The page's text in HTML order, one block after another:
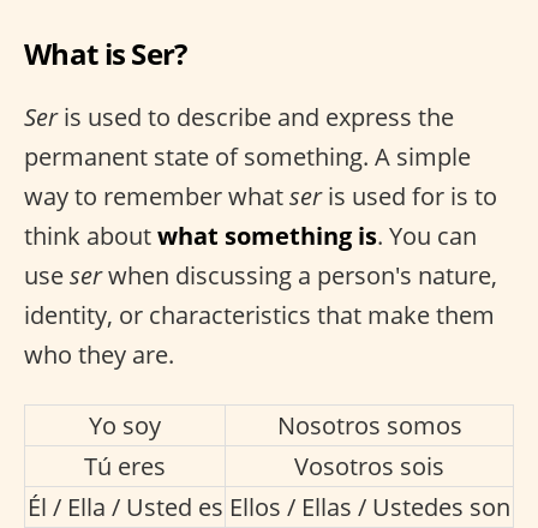
What is Ser?
Seris used to describe and express the
permanent state of something. A simple
way to remember whatseris used for is to
think aboutwhat something is. You can
useserwhen discussing a person's nature,
identity, or characteristics that make them
who they are.
Yo soy
Nosotros somos
Tú eres
Vosotros sois
Él / Ella / Usted es Ellos / Ellas / Ustedes son